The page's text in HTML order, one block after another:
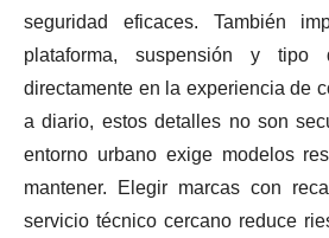
seguridad eficaces. También
plataforma, suspensión y tipo
directamente en la experiencia de
a diario, estos detalles no son
entorno urbano exige modelos
mantener. Elegir marcas con
servicio técnico cercano reduce